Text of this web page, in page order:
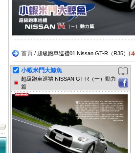
首頁 / 超級跑車巡禮01 Nissan GT-R（R35） (
小蝦米鬥大鯨魚
超級跑車巡禮 NISSAN GT-R（一）動力
篇